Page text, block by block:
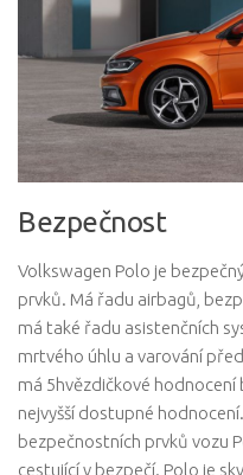
Bezpečnost
Volkswagen Polo je
prvků. Má řadu airbagů,
má také řadu asistenčních
mrtvého úhlu a varování
má 5hvězdičkové hodnocení
nejvyšší dostupné
bezpečnostních prvků vozu
cestující v bezpečí. Polo je